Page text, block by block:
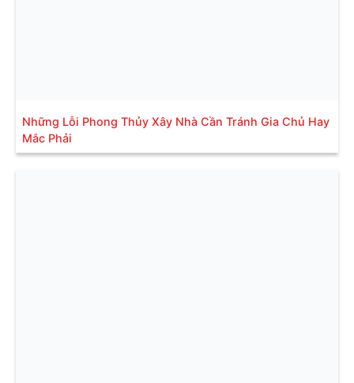
Những Lỗi Phong Thủy Xây Nhà Cần Tránh Gia Chủ Hay
Mắc Phải